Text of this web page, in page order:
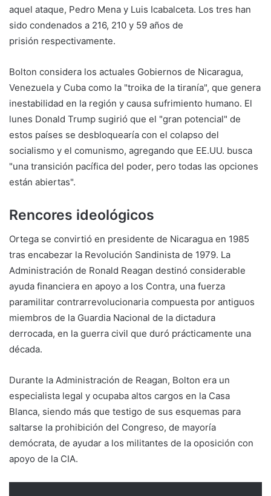
aquel ataque, Pedro Mena y Luis Icabalceta. Los tres han
sido condenados a 216, 210 y 59 años de
prisión respectivamente.
Bolton considera los actuales Gobiernos de Nicaragua,
Venezuela y Cuba como la "troika de la tiranía", que genera
inestabilidad en la región y causa sufrimiento humano. El
lunes Donald Trump sugirió que el "gran potencial" de
estos países se desbloquearía con el colapso del
socialismo y el comunismo, agregando que EE.UU. busca
"una transición pacífica del poder, pero todas las opciones
están abiertas".
Rencores ideológicos
Ortega se convirtió en presidente de Nicaragua en 1985
tras encabezar la Revolución Sandinista de 1979. La
Administración de Ronald Reagan destinó considerable
ayuda financiera en apoyo a los Contra, una fuerza
paramilitar contrarrevolucionaria compuesta por antiguos
miembros de la Guardia Nacional de la dictadura
derrocada, en la guerra civil que duró prácticamente una
década.
Durante la Administración de Reagan, Bolton era un
especialista legal y ocupaba altos cargos en la Casa
Blanca, siendo más que testigo de sus esquemas para
saltarse la prohibición del Congreso, de mayoría
demócrata, de ayudar a los militantes de la oposición con
apoyo de la CIA.